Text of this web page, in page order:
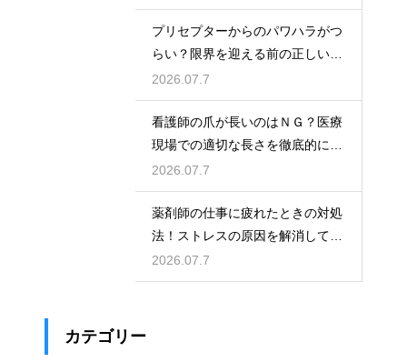
プリセプターからのパワハラがつ
らい？限界を迎える前の正しい対
処法
2026.07.7
看護師の爪が長いのはＮＧ？医療
現場での適切な長さを徹底的に解
説
2026.07.7
薬剤師の仕事に疲れたときの対処
法！ストレスの原因を解消して楽
になる方法
2026.07.7
カテゴリー